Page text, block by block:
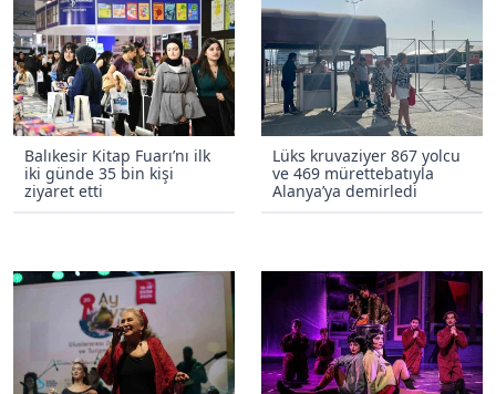
Balıkesir Kitap Fuarı’nı ilk
iki günde 35 bin kişi
ziyaret etti
Lüks kruvaziyer 867 yolcu
ve 469 mürettebatıyla
Alanya’ya demirledi